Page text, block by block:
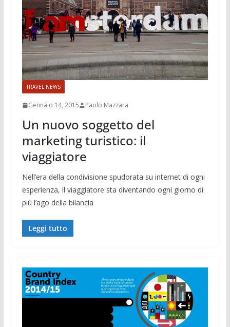
TRAVEL NEWS
Gennaio 14, 2015 Paolo Mazzara
Un nuovo soggetto del
marketing turistico: il
viaggiatore
Nell’era della condivisione spudorata su internet di ogni
esperienza, il viaggiatore sta diventando ogni giorno di
più l’ago della bilancia
Leggi tutto